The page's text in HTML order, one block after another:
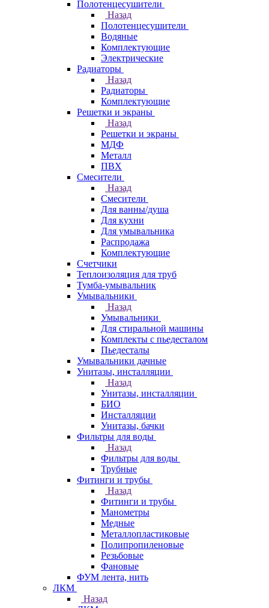
Полотенцесушители
Назад
Полотенцесушители
Водяные
Комплектующие
Электрические
Радиаторы
Назад
Радиаторы
Комплектующие
Решетки и экраны
Назад
Решетки и экраны
МДФ
Металл
ПВХ
Смесители
Назад
Смесители
Для ванны/душа
Для кухни
Для умывальника
Распродажа
Комплектующие
Счетчики
Теплоизоляция для труб
Тумба-умывальник
Умывальники
Назад
Умывальники
Для стиральной машины
Комплекты с пьедесталом
Пьедесталы
Умывальники дачные
Унитазы, инсталляции
Назад
Унитазы, инсталляции
БИО
Инсталляции
Унитазы, бачки
Фильтры для воды
Назад
Фильтры для воды
Трубные
Фитинги и трубы
Назад
Фитинги и трубы
Манометры
Медные
Металлопластиковые
Полипропиленовые
Резьбовые
Фановые
ФУМ лента, нить
ЛКМ
Назад